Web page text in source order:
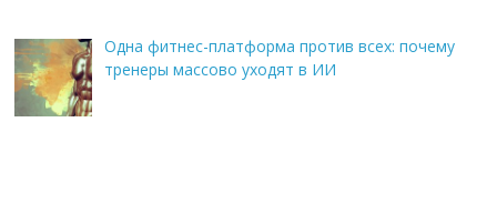
Одна фитнес-платформа против всех: почему
тренеры массово уходят в ИИ